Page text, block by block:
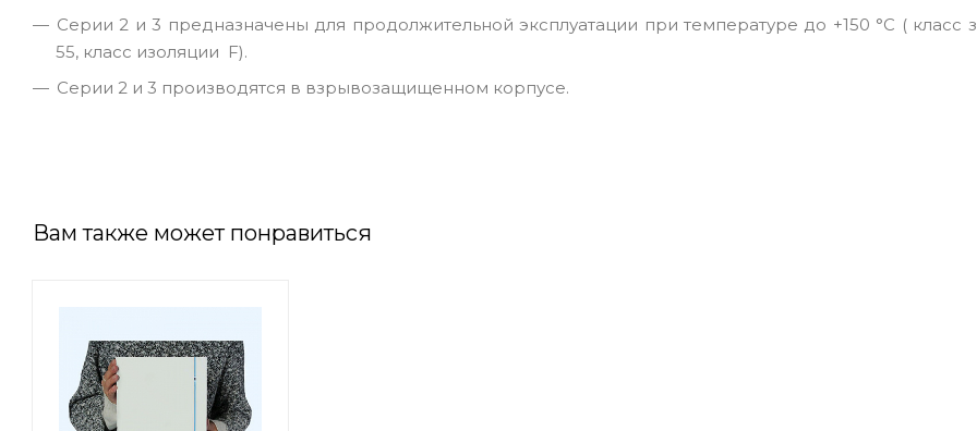
Серии 2 и 3 предназначены для продолжительной эксплуатации при температуре до +150 °С ( класс
55, класс изоляции F).
Серии 2 и 3 производятся в взрывозащищенном корпусе.
Вам также может понравиться